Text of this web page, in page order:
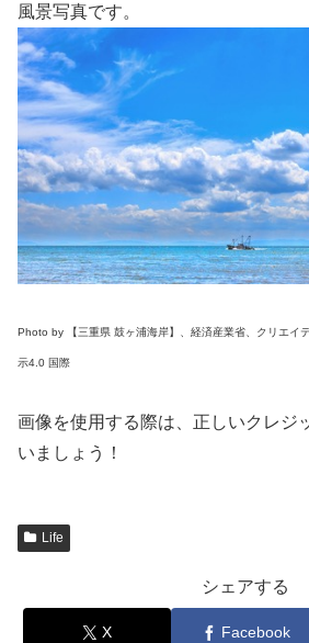
風景写真です。
Photo by 【三重県 鼓ヶ浦海岸】、経済産業省、クリエイ
示4.0 国際
画像を使用する際は、正しいクレジ
いましょう！
Life
シェアする
X Facebook